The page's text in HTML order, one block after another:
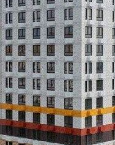
Цена за помещение
15 460 712 руб.
О помещении